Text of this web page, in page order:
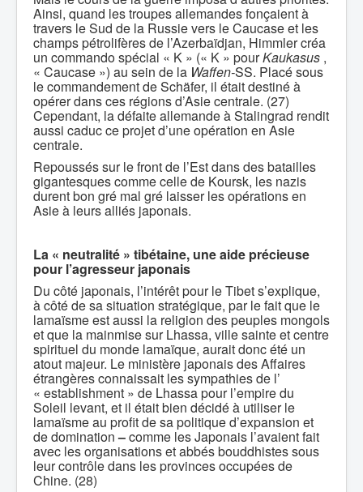
Ainsi, quand les troupes allemandes fonçaient à
travers le Sud de la Russie vers le Caucase et les
champs pétrolifères de l’Azerbaïdjan, Himmler créa
un commando spécial « K » (« K » pourKaukasus ,
« Caucase ») au sein de la Waffen-SS. Placé sous
le commandement de Schäfer, il était destiné à
opérer dans ces régions d’Asie centrale. (27)
Cependant, la défaite allemande à Stalingrad rendit
aussi caduc ce projet d’une opération en Asie
centrale.
Repoussés sur le front de l’Est dans des batailles
gigantesques comme celle de Koursk, les nazis
durent bon gré mal gré laisser les opérations en
Asie à leurs alliés japonais.
La « neutralité » tibétaine, une aide précieuse
pour l’agresseur japonais
Du côté japonais, l’intérêt pour le Tibet s’explique,
à côté de sa situation stratégique, par le fait que le
lamaïsme est aussi la religion des peuples mongols
et que la mainmise sur Lhassa, ville sainte et centre
spirituel du monde lamaïque, aurait donc été un
atout majeur. Le ministère japonais des Affaires
étrangères connaissait les sympathies de l’
« establishment » de Lhassa pour l’empire du
Soleil levant, et il était bien décidé à utiliser le
lamaïsme au profit de sa politique d’expansion et
de domination–comme les Japonais l’avaient fait
avec les organisations et abbés bouddhistes sous
leur contrôle dans les provinces occupées de
Chine. (28)